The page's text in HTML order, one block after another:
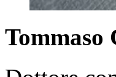
Tommaso